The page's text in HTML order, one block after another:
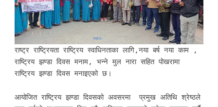
राष्ट्र राष्ट्रियता राष्ट्रिय स्वाधिनताका लागि,नया बर्ष नया काम ,
राष्ट्रिय झण्डा दिवस मनाम, भन्ने मुल नारा सहित पोखरामा
राष्ट्रिय झण्डा दिवस मनाइएको छ।
आयोजित राष्ट्रिय झण्डा दिवसको अवसरमा प्रमुख अतिथि श्रेष्ठले